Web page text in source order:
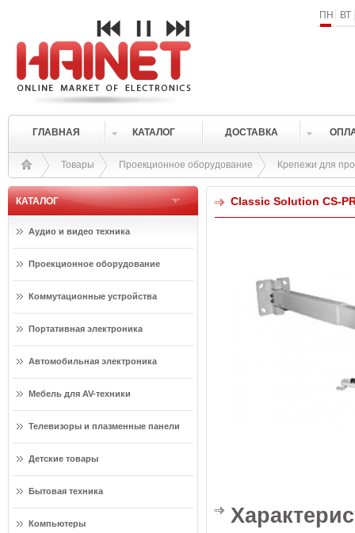
ПН ВТ
ГЛАВНАЯ КАТАЛОГ ДОСТАВКА
Товары Проекционное оборудование Крепежи для
КАТАЛОГ
Аудио и видео техника
Проекционное оборудование
Коммутационные устройства
Портативная электроника
Автомобильная электроника
Мебель для AV-техники
Телевизоры и плазменные панели
Детские товары
Бытовая техника
Компьютеры
Classic Solution CS-